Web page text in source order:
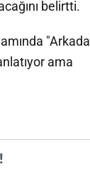
belirtti.
"Arkada
ama